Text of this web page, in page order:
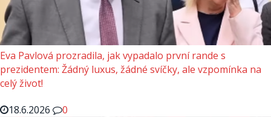
Eva Pavlová prozradila, jak vypadalo první rande s
prezidentem: Žádný luxus, žádné svíčky, ale vzpomínka na
celý život!
18.6.2026
0